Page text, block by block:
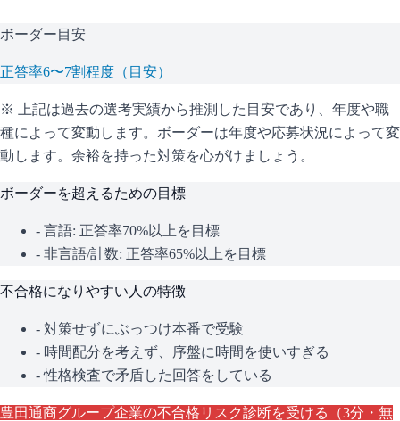
ボーダー目安
正答率6〜7割程度（目安）
※ 上記は過去の選考実績から推測した目安であり、年度や職
種によって変動します。 ボーダーは年度や応募状況によって変
動します。余裕を持った対策を心がけましょう。
ボーダーを超えるための目標
- 言語: 正答率70%以上を目標
- 非言語/計数: 正答率65%以上を目標
不合格になりやすい人の特徴
- 対策せずにぶっつけ本番で受験
- 時間配分を考えず、序盤に時間を使いすぎる
- 性格検査で矛盾した回答をしている
豊田通商グループ企業の不合格リスク診断を受ける（3分・無